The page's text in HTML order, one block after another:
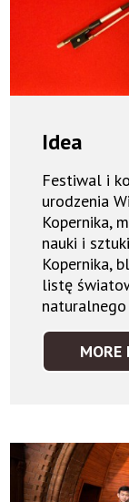
Idea
Festiwal i
urodzenia
Kopernika,
nauki i
Kopernika,
listę
naturalnego
MORE